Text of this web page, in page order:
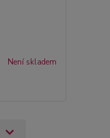
Není skladem